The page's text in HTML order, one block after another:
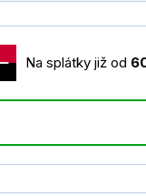
Na splátky již od